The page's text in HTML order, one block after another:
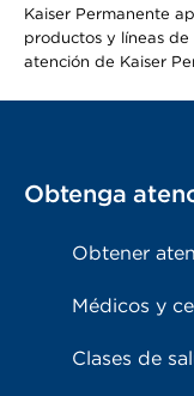
Kaiser Permanente
productos y líneas
atención de Kaiser
Obtenga
Obtener
Médicos y
Clases de